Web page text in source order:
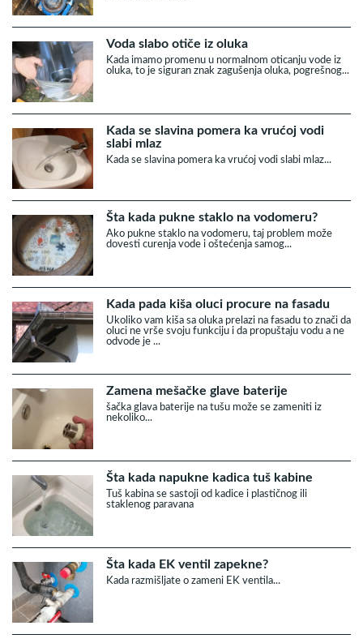
Voda slabo otiče iz oluka
Kada imamo promenu u normalnom oticanju vode iz
oluka, to je siguran znak zagušenja oluka, pogrešnog...
Kada se slavina pomera ka vrućoj vodi
slabi mlaz
Kada se slavina pomera ka vrućoj vodi slabi mlaz...
Šta kada pukne staklo na vodomeru?
Ako pukne staklo na vodomeru, taj problem može
dovesti curenja vode i oštećenja samog...
Kada pada kiša oluci procure na fasadu
Ukoliko vam kiša sa oluka prelazi na fasadu to znači da
oluci ne vrše svoju funkciju i da propuštaju vodu a ne
odvode je ...
Zamena mešačke glave baterije
šačka glava baterije na tušu može se zameniti iz
nekoliko...
Šta kada napukne kadica tuš kabine
Tuš kabina se sastoji od kadice i plastičnog ili
staklenog paravana
Šta kada EK ventil zapekne?
Kada razmišljate o zameni EK ventila...